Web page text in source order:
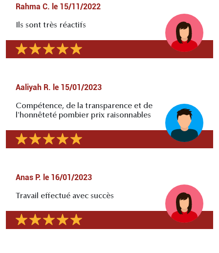
Rahma C. le 15/11/2022
Ils sont très réactifs
Aaliyah R. le 15/01/2023
Compétence, de la transparence et de
l'honnêteté pombier prix raisonnables
Anas P. le 16/01/2023
Travail effectué avec succès